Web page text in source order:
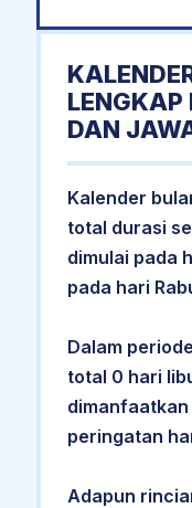
LENGKAP
DAN
Kalender
total durasi
dimulai pada
pada hari
Dalam
total 0 hari
peringatan
Adapun